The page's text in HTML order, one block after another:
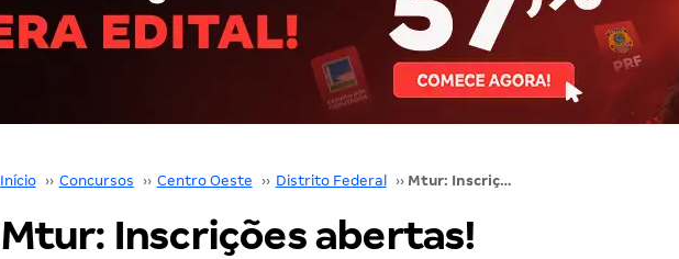
Início ›› Concursos ›› Centro Oeste ›› Distrito Federal ›› Mtur: Inscrições abertas!
Mtur: Inscrições abertas!